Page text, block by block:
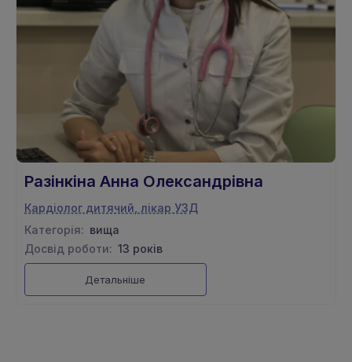
Разінкіна Анна Олександрівна
Кардіолог дитячий, лікар УЗД
Категорія: вища
Досвід роботи: 13 років
Детальніше